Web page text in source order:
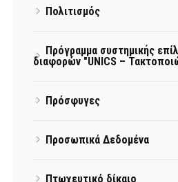
Πολιτισμός
Πρόγραμμα συστημικής
διαφορών "UNICS –
Πρόσφυγες
Προσωπικά Δεδομένα
Πτωχευτικό δίκαιο